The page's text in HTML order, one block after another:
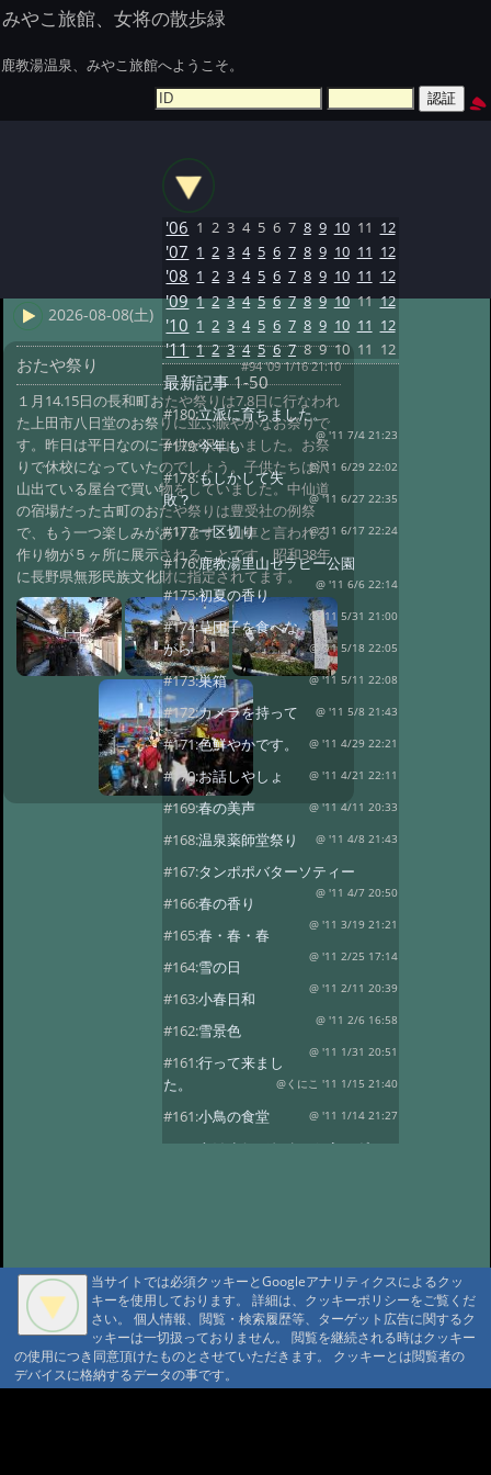
みやこ旅館、女将の散歩緑
鹿教湯温泉、みやこ旅館へようこそ。
2026-08-08(土)
おたや祭り #94 '09 1/16 21:10
１月14.15日の長和町おたや祭りは7.8日に行なわれ
た上田市八日堂のお祭りに並ぶ賑やかなお祭りで
す。昨日は平日なのに子供が沢山いました。お祭
りで休校になっていたのでしょう。子供たちは沢
山出ている屋台で買い物をしていました。中仙道
の宿場だった古町のおたや祭りは豊受社の例祭
で、もう一つ楽しみがあります。山車と言われる
作り物が５ヶ所に展示されることです。昭和38年
に長野県無形民族文化財に指定されてます。
'06 1 2 3 4 5 6 7 8 9 10 11 12
'07 1 2 3 4 5 6 7 8 9 10 11 12
'08 1 2 3 4 5 6 7 8 9 10 11 12
'09 1 2 3 4 5 6 7 8 9 10 11 12
'10 1 2 3 4 5 6 7 8 9 10 11 12
'11 1 2 3 4 5 6 7 8 9 10 11 12
最新記事1-50
#180:立派に育ちました。
@ '11 7/4 21:23
#179:今年も
@ '11 6/29 22:02
#178:もしかして失
敗？
@ '11 6/27 22:35
#177:一区切り @ '11 6/17 22:24
#176:鹿教湯里山セラピー公園
@ '11 6/6 22:14
#175:初夏の香り
@ '11 5/31 21:00
#174:草団子を食べな
がら
@ '11 5/18 22:05
#173:巣箱 @ '11 5/11 22:08
#172:カメラを持って @ '11 5/8 21:43
#171:色鮮やかです。 @ '11 4/29 22:21
#170:お話しやしょ @ '11 4/21 22:11
#169:春の美声 @ '11 4/11 20:33
#168:温泉薬師堂祭り @ '11 4/8 21:43
#167:タンポポバターソティー
@ '11 4/7 20:50
#166:春の香り
@ '11 3/19 21:21
#165:春・春・春
@ '11 2/25 17:14
#164:雪の日
@ '11 2/11 20:39
#163:小春日和
@ '11 2/6 16:58
#162:雪景色
@ '11 1/31 20:51
#161:行って来まし
た。
@くにこ '11 1/15 21:40
#161:小鳥の食堂 @ '11 1/14 21:27
#160:あけましておめでとうござい
#157:今日は疲れました。
@ '10 11/29 22:37
#156:寒い朝です。
@ '10 11/19 22:16
#155:そろそろ冬支度
@ '10 11/4 10:30
#154:白い峰
#153:ふじばかまとア
当サイトでは必須クッキーとGoogleアナリティクスによるクッ
キーを使用しております。 詳細は、クッキーポリシーをご覧くだ
さい。 個人情報、閲覧・検索履歴等、ターゲット広告に関するク
ッキーは一切扱っておりません。 閲覧を継続される時はクッキー
の使用につき同意頂けたものとさせていただきます。 クッキーとは閲覧者の
デバイスに格納するデータの事です。